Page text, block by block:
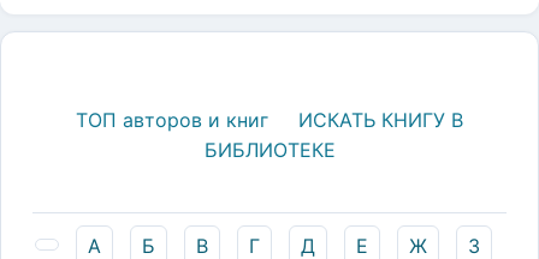
ТОП авторов и книг
ИСКАТЬ КНИГУ В
БИБЛИОТЕКЕ
А Б В Г Д Е Ж
З